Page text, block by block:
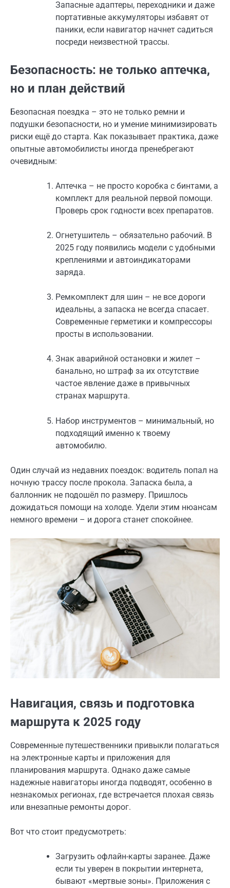
Запасные адаптеры, переходники и даже
портативные аккумуляторы избавят от
паники, если навигатор начнет садиться
посреди неизвестной трассы.
Безопасность: не только аптечка,
но и план действий
Безопасная поездка – это не только ремни и
подушки безопасности, но и умение минимизировать
риски ещё до старта. Как показывает практика, даже
опытные автомобилисты иногда пренебрегают
очевидным:
Аптечка – не просто коробка с бинтами, а
комплект для реальной первой помощи.
Проверь срок годности всех препаратов.
Огнетушитель – обязательно рабочий. В
2025 году появились модели с удобными
креплениями и автоиндикаторами
заряда.
Ремкомплект для шин – не все дороги
идеальны, а запаска не всегда спасает.
Современные герметики и компрессоры
просты в использовании.
Знак аварийной остановки и жилет –
банально, но штраф за их отсутствие
частое явление даже в привычных
странах маршрута.
Набор инструментов – минимальный, но
подходящий именно к твоему
автомобилю.
Один случай из недавних поездок: водитель попал на
ночную трассу после прокола. Запаска была, а
баллонник не подошёл по размеру. Пришлось
дожидаться помощи на холоде. Удели этим нюансам
немного времени – и дорога станет спокойнее.
Навигация, связь и подготовка
маршрута к 2025 году
Современные путешественники привыкли полагаться
на электронные карты и приложения для
планирования маршрута. Однако даже самые
надежные навигаторы иногда подводят, особенно в
незнакомых регионах, где встречается плохая связь
или внезапные ремонты дорог.
Вот что стоит предусмотреть:
Загрузить офлайн-карты заранее. Даже
если ты уверен в покрытии интернета,
бывают «мертвые зоны». Приложения с